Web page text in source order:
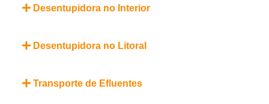
Desentupidora no Interior
Desentupidora no Litoral
Transporte de Efluentes